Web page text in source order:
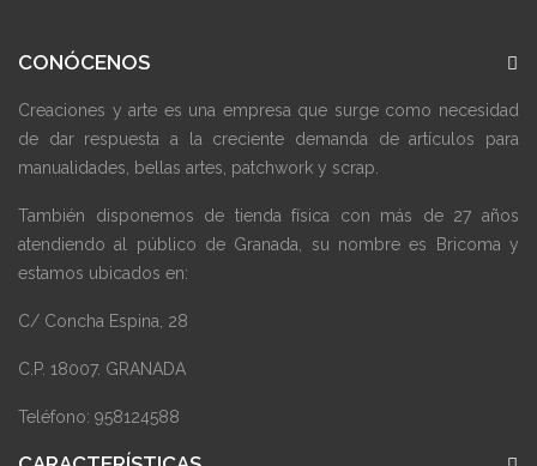
CONÓCENOS
Creaciones y arte es una empresa que surge como necesidad
de dar respuesta a la creciente demanda de artículos para
manualidades, bellas artes, patchwork y scrap.
También disponemos de tienda física con más de 27 años
atendiendo al público de Granada, su nombre es Bricoma y
estamos ubicados en:
C/ Concha Espina, 28
C.P. 18007. GRANADA
Teléfono: 958124588